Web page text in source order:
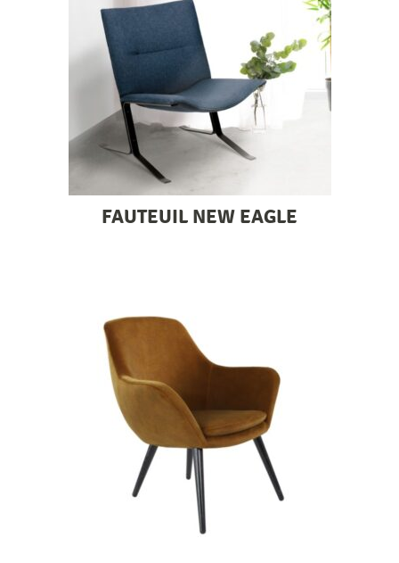
FAUTEUIL NEW EAGLE